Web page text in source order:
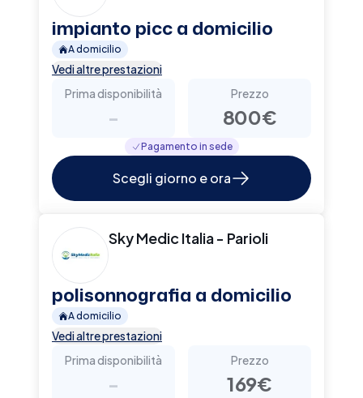
impianto picc a domicilio
A domicilio
Vedi altre prestazioni
Prima disponibilità
-
Prezzo
800€
Pagamento in sede
Scegli giorno e ora
Sky Medic Italia - Parioli
polisonnografia a domicilio
A domicilio
Vedi altre prestazioni
Prima disponibilità
-
Prezzo
169€